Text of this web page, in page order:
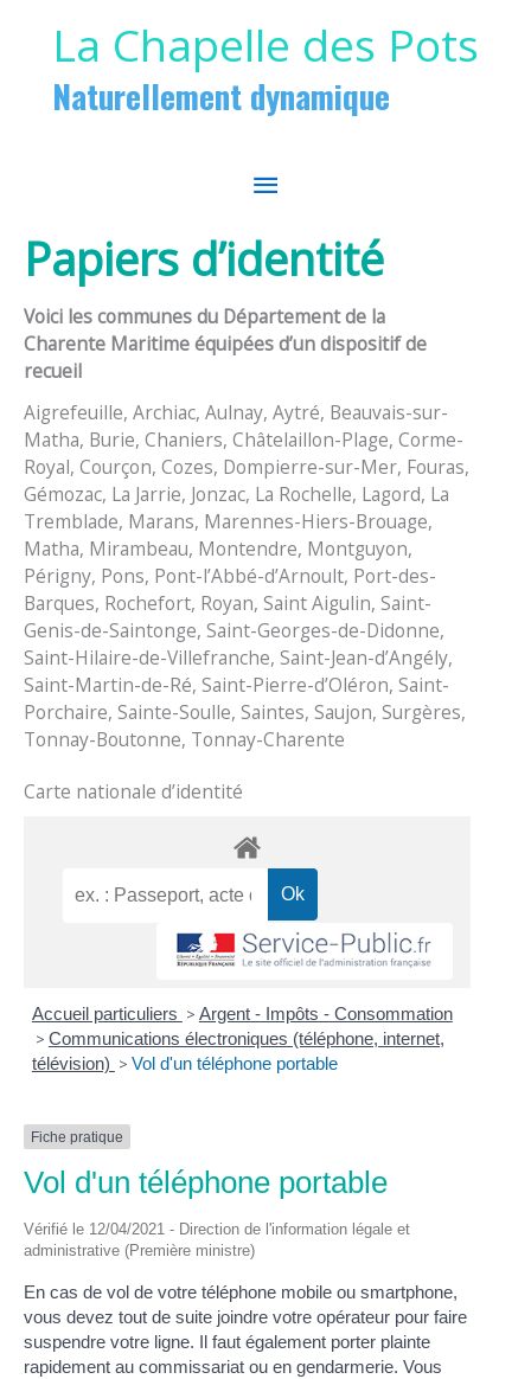
La Chapelle des Pots
Naturellement dynamique
MENU
PRINCIPAL
Papiers d’identité
Voici les communes du Département de la
Charente Maritime équipées d’un dispositif de
recueil
Aigrefeuille, Archiac, Aulnay, Aytré, Beauvais-sur-
Matha, Burie, Chaniers, Châtelaillon-Plage, Corme-
Royal, Courçon, Cozes, Dompierre-sur-Mer, Fouras,
Gémozac, La Jarrie, Jonzac, La Rochelle, Lagord, La
Tremblade, Marans, Marennes-Hiers-Brouage,
Matha, Mirambeau, Montendre, Montguyon,
Périgny, Pons, Pont-l’Abbé-d’Arnoult, Port-des-
Barques, Rochefort, Royan, Saint Aigulin, Saint-
Genis-de-Saintonge, Saint-Georges-de-Didonne,
Saint-Hilaire-de-Villefranche, Saint-Jean-d’Angély,
Saint-Martin-de-Ré, Saint-Pierre-d’Oléron, Saint-
Porchaire, Sainte-Soulle, Saintes, Saujon, Surgères,
Tonnay-Boutonne, Tonnay-Charente
Carte nationale d’identité
Accueil particuliers > Argent - Impôts - Consommation
> Communications électroniques (téléphone, internet,
télévision) > Vol d'un téléphone portable
Fiche pratique
Vol d'un téléphone portable
Vérifié le 12/04/2021 - Direction de l'information légale et
administrative (Première ministre)
En cas de vol de votre téléphone mobile ou smartphone,
vous devez tout de suite joindre votre opérateur pour faire
suspendre votre ligne. Il faut également porter plainte
rapidement au commissariat ou en gendarmerie. Vous